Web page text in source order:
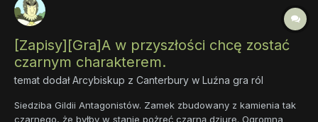
[Zapisy][Gra]A w przyszłości chcę zostać
czarnym charakterem.
temat dodałArcybiskup z Canterbury w Luźna gra ról
Siedziba Gildii Antagonistów. Zamek zbudowany z kamienia tak
czarnego, że byłby w stanie pożreć czarną dziurę. Ogromna